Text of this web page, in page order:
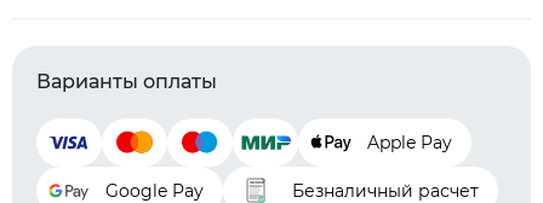
Варианты оплаты
Apple Pay
Google Pay Безналичный расчет